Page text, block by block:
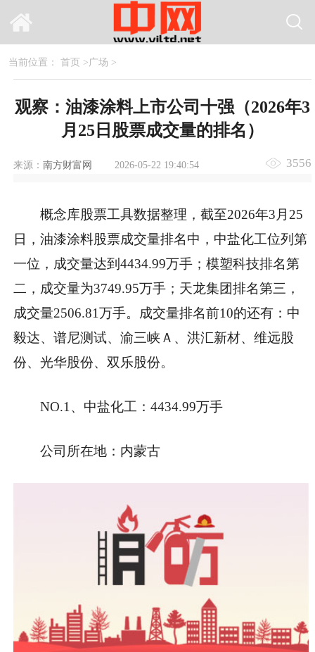
当前位置： 首页 >广场 >
观察：油漆涂料上市公司十强（2026年3
月25日股票成交量的排名）
来源： 南方财富网 2026-05-22 19:40:54 3556
概念库股票工具数据整理，截至2026年3月25
日，油漆涂料股票成交量排名中，中盐化工位列第
一位，成交量达到4434.99万手；模塑科技排名第
二，成交量为3749.95万手；天龙集团排名第三，
成交量2506.81万手。成交量排名前10的还有：中
毅达、谱尼测试、渝三峡Ａ、洪汇新材、维远股
份、光华股份、双乐股份。
NO.1、中盐化工：4434.99万手
公司所在地：内蒙古